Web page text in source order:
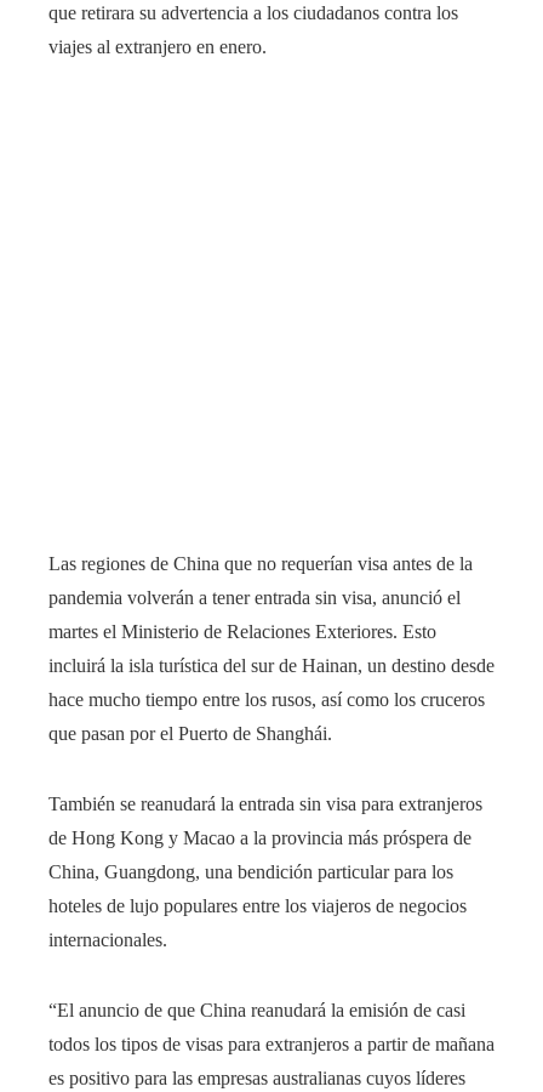
que retirara su advertencia a los ciudadanos contra los
viajes al extranjero en enero.
Las regiones de China que no requerían visa antes de la
pandemia volverán a tener entrada sin visa, anunció el
martes el Ministerio de Relaciones Exteriores. Esto
incluirá la isla turística del sur de Hainan, un destino desde
hace mucho tiempo entre los rusos, así como los cruceros
que pasan por el Puerto de Shanghái.
También se reanudará la entrada sin visa para extranjeros
de Hong Kong y Macao a la provincia más próspera de
China, Guangdong, una bendición particular para los
hoteles de lujo populares entre los viajeros de negocios
internacionales.
“El anuncio de que China reanudará la emisión de casi
todos los tipos de visas para extranjeros a partir de mañana
es positivo para las empresas australianas cuyos líderes